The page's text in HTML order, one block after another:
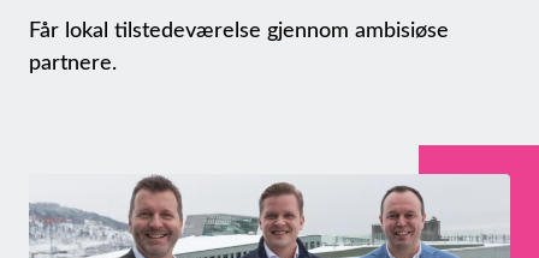
Får lokal tilstedeværelse gjennom ambisiøse
partnere.